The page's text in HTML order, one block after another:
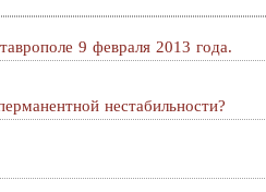
9 февраля 2013 года.
нестабильности?